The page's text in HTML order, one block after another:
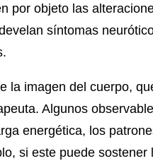
por objeto las
síntomas
la imagen del cuerpo,
Algunos
energética, los
si este puede sostener